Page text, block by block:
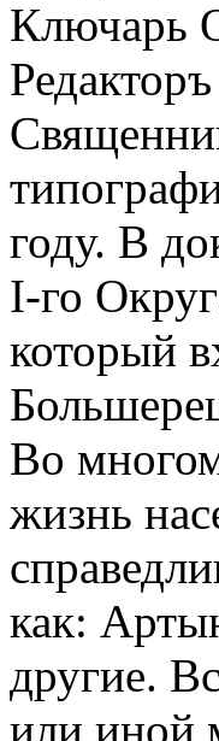
Ключарь
году. В
I-го
который
Во
жизнь
как:
другие.
или иной